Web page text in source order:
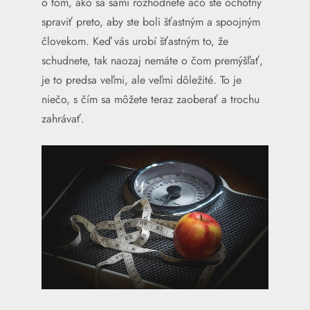
spraviť preto, aby ste boli šťastným a spoojným
človekom. Keď vás urobí šťastným to, že
schudnete, tak naozaj nemáte o čom premýšľať,
je to predsa veľmi, ale veľmi dôležité. To je
niečo, s čím sa môžete teraz zaoberať a trochu
zahrávať.